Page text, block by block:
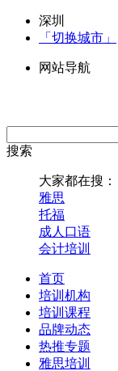
深圳
「切换城市」
网站导航
搜索
大家都在搜：
雅思
托福
成人口语
会计培训
首页
培训机构
培训课程
品牌动态
热推专题
雅思培训